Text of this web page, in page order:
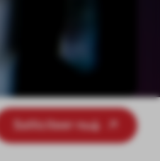
Solliciteer nu